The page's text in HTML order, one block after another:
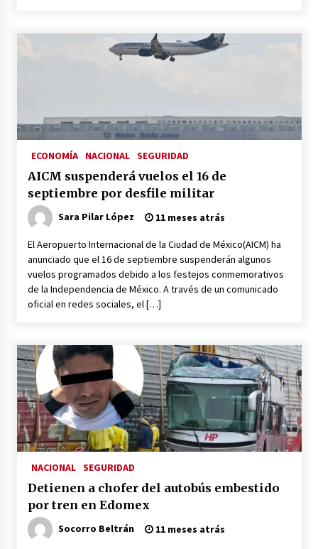
Laura Itzel Castillo será la nueva secretaria de
las Mujeres, anuncia Sheinbaum
2 meses atrás
2 meses atrás
políticos mexicanos que protegen al narco”
2 meses atrás
operaciones militares entre ambos países
2 meses atrás
Trump asegura que barcos cargados de
petróleo están empezando a salir de Ormuz
México libraría posible arancel de EE.UU. en
85% de sus exportaciones
2 meses atrás
ECONOMÍA NACIONAL SEGURIDAD
AICM suspenderá vuelos el 16 de
septiembre por desfile militar
Sara Pilar López 11 meses atrás
El Aeropuerto Internacional de la Ciudad de México(AICM) ha
anunciado que el 16 de septiembre suspenderán algunos
vuelos programados debido a los festejos conmemorativos
de la Independencia de México. A través de un comunicado
oficial en redes sociales, el […]
NACIONAL SEGURIDAD
Detienen a chofer del autobús embestido
por tren en Edomex
Socorro Beltrán 11 meses atrás